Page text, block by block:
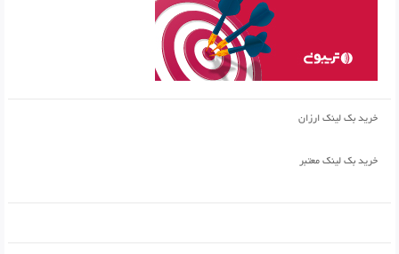
خرید بک لینک ارزان
خرید بک لینک معتبر